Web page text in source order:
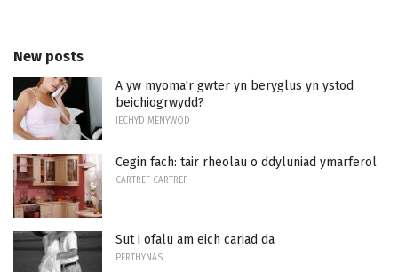
New posts
A yw myoma'r gwter yn beryglus yn ystod
beichiogrwydd?
IECHYD MENYWOD
Cegin fach: tair rheolau o ddyluniad ymarferol
CARTREF CARTREF
Sut i ofalu am eich cariad da
PERTHYNAS